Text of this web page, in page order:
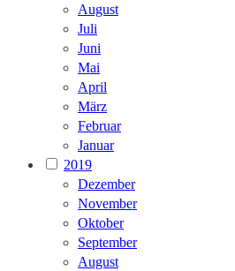
August
Juli
Juni
Mai
April
März
Februar
Januar
2019
Dezember
November
Oktober
September
August